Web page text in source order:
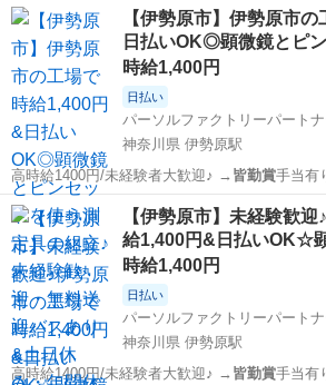
東京 その他
【伊勢原市】伊勢原市
日払いOK◎顕微鏡とピ
時給1,400円
日払い
パーソルファクトリーパート
神奈川県 伊勢原駅
高時給1400円/未経験者大歓迎♪ → 皆勤賞手当有
件有…
神奈川 伊勢原市 伊勢原駅 工場
【伊勢原市】未経験歓
給1,400円&日払いOK☆
時給1,400円
日払い
パーソルファクトリーパート
神奈川県 伊勢原駅
高時給1400円/未経験者大歓迎♪ → 皆勤賞手当有